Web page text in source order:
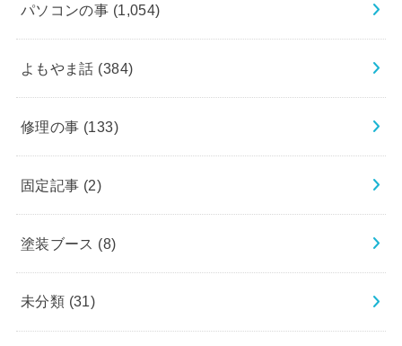
パソコンの事 (1,054)
よもやま話 (384)
修理の事 (133)
固定記事 (2)
塗装ブース (8)
未分類 (31)